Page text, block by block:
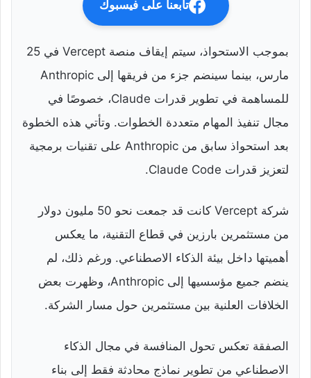
تابعنا على فيسبوك
بموجب الاستحواذ، سيتم إيقاف منصة Vercept في 25
مارس، بينما سينضم جزء من فريقها إلى Anthropic
للمساهمة في تطوير قدرات Claude، خصوصًا في
مجال تنفيذ المهام متعددة الخطوات. وتأتي هذه الخطوة
بعد استحواذ سابق من Anthropic على تقنيات برمجية
لتعزيز قدرات Claude Code.
شركة Vercept كانت قد جمعت نحو 50 مليون دولار
من مستثمرين بارزين في قطاع التقنية، ما يعكس
أهميتها داخل بيئة الذكاء الاصطناعي. ورغم ذلك، لم
ينضم جميع مؤسسيها إلى Anthropic، وظهرت بعض
الخلافات العلنية بين مستثمرين حول مسار الشركة.
الصفقة تعكس تحول المنافسة في مجال الذكاء
الاصطناعي من تطوير نماذج محادثة فقط إلى بناء